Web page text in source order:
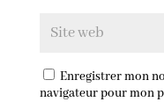
Enregistrer mon
navigateur pour mon